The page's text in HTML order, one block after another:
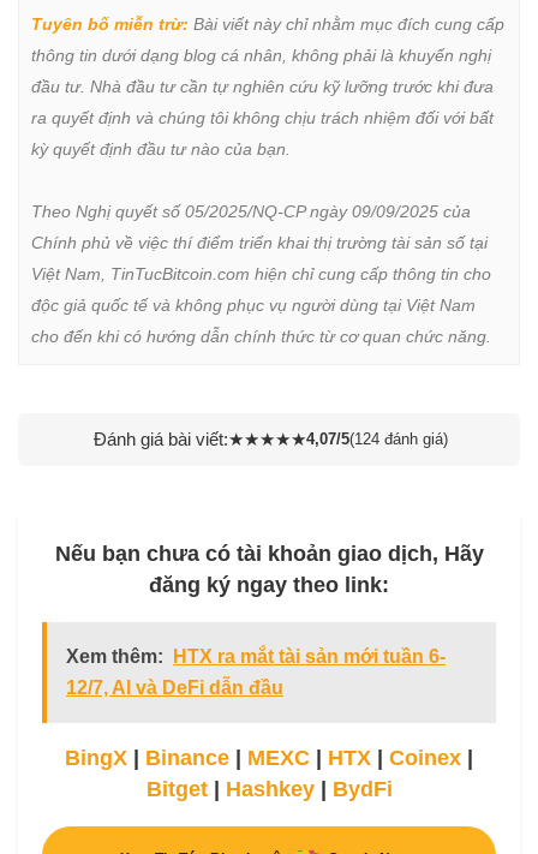
Tuyên bố miễn trừ: Bài viết này chỉ nhằm mục đích cung cấp
thông tin dưới dạng blog cá nhân, không phải là khuyến nghị
đầu tư. Nhà đầu tư cần tự nghiên cứu kỹ lưỡng trước khi đưa
ra quyết định và chúng tôi không chịu trách nhiệm đối với bất
kỳ quyết định đầu tư nào của bạn.
Theo Nghị quyết số 05/2025/NQ-CP ngày 09/09/2025 của
Chính phủ về việc thí điểm triển khai thị trường tài sản số tại
Việt Nam, TinTucBitcoin.com hiện chỉ cung cấp thông tin cho
độc giả quốc tế và không phục vụ người dùng tại Việt Nam
cho đến khi có hướng dẫn chính thức từ cơ quan chức năng.
Đánh giá bài viết:★★★★★4,07/5(124 đánh giá)
Nếu bạn chưa có tài khoản giao dịch, Hãy
đăng ký ngay theo link:
Xem thêm:
HTX ra mắt tài sản mới tuần 6-
12/7, AI và DeFi dẫn đầu
BingX | Binance | MEXC | HTX | Coinex |
Bitget| Hashkey| BydFi